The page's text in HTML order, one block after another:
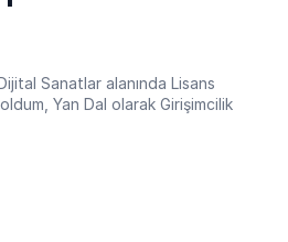
Sanatlar alanında Lisans
Yan Dal olarak Girişimcilik